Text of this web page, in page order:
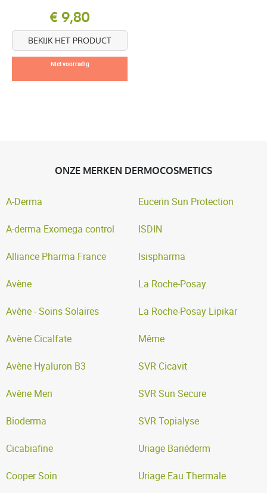
€ 9,80
BEKIJK HET PRODUCT
Niet voorradig
ONZE MERKEN DERMOCOSMETICS
A-Derma
A-derma Exomega control
Alliance Pharma France
Avène
Avène - Soins Solaires
Avène Cicalfate
Avène Hyaluron B3
Avène Men
Bioderma
Cicabiafine
Cooper Soin
Eucerin Sun Protection
ISDIN
Isispharma
La Roche-Posay
La Roche-Posay Lipikar
Même
SVR Cicavit
SVR Sun Secure
SVR Topialyse
Uriage Bariéderm
Uriage Eau Thermale